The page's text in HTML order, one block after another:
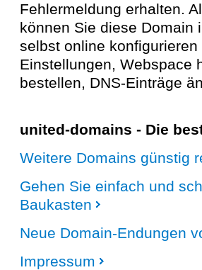
Fehlermeldung erhalten.
können Sie diese Domain
selbst online
Einstellungen, Webspace
bestellen, DNS-Einträge
united-domains - Die
Weitere Domains günstig
Gehen Sie einfach und
Baukasten
Neue Domain-Endungen
Impressum